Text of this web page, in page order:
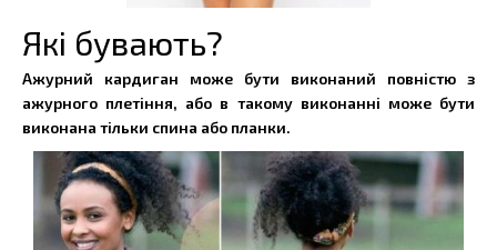
Які бувають?
Ажурний кардиган може бути виконаний повністю з
ажурного плетіння, або в такому виконанні може бути
виконана тільки спина або планки.